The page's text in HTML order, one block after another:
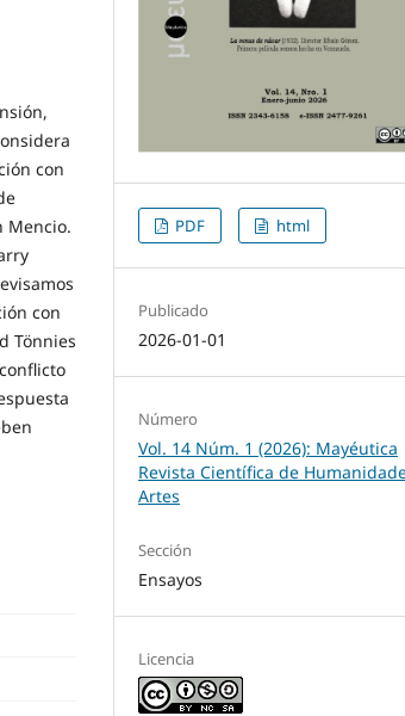
con
Mencio.
con
Tönnies
PDF html
Publicado
2026-01-01
Número
Vol. 14 Núm. 1 (2026): Mayéutica
Revista Científica de
Artes
Sección
Ensayos
Licencia